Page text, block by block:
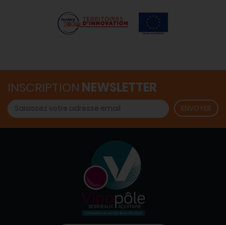
INSCRIPTION NEWSLETTER